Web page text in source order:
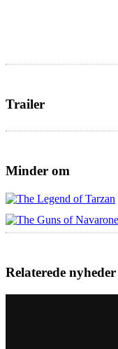
Trailer
Minder om
Relaterede nyheder